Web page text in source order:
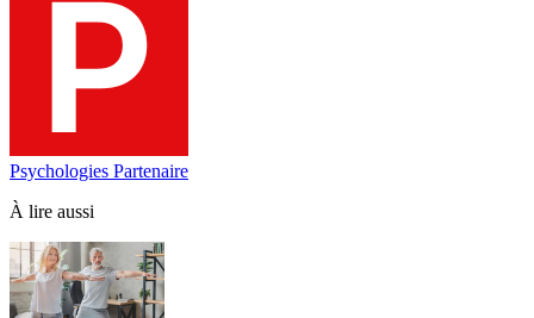
Psychologies Partenaire
À lire aussi